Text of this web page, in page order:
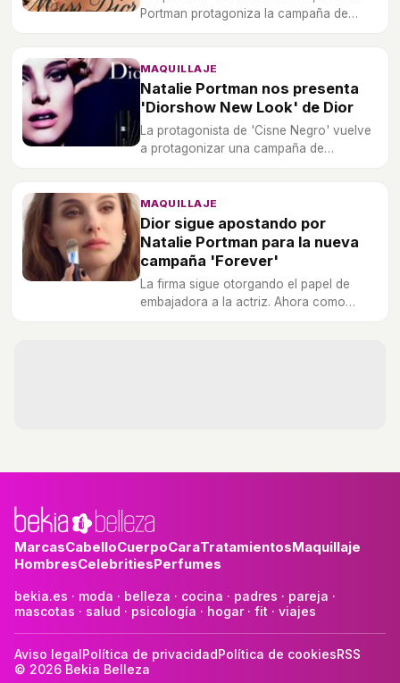
Portman protagoniza la campaña de
MAQUILLAJE
Natalie Portman nos presenta
'Diorshow New Look' de Dior
La protagonista de 'Cisne Negro' vuelve
a protagonizar una campaña de
MAQUILLAJE
Dior sigue apostando por
Natalie Portman para la nueva
campaña 'Forever'
La firma sigue otorgando el papel de
embajadora a la actriz. Ahora como
MarcasCabelloCuerpoCaraTratamientosMaquillaje
HombresCelebritiesPerfumes
bekia.es · moda · belleza · cocina · padres · pareja ·
mascotas · salud · psicología · hogar· fit · viajes
Aviso legalPolítica de privacidadPolítica de cookiesRSS
© 2026 Bekia Belleza